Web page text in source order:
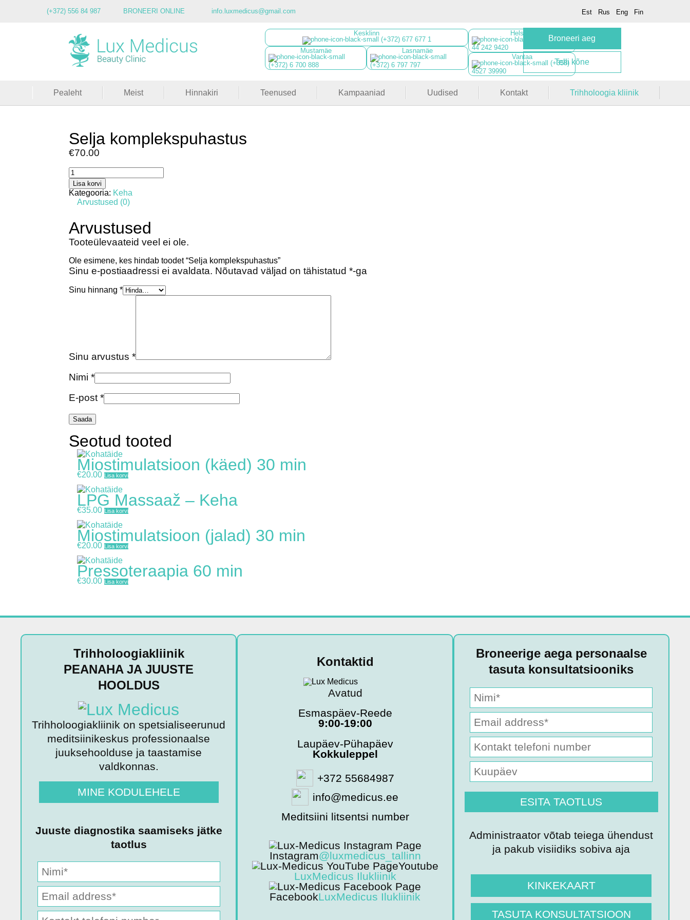
(+372) 556 84 987 BRONEERI ONLINE info.luxmedicus@gmail.com Est Rus Eng Fin
Kesklinn
(+372) 677 677 1
Mustamäe
(+372) 6 700 888
Lasnamäe
(+372) 6 797 797
Helsinki
(+358)
44 242 9420
Vantaa
(+358)
4527 39990
Broneeri aeg
Telli kõne
Pealeht Meist Hinnakiri Teenused Kampaaniad Uudised Kontakt Trihholoogia kliinik
Selja komplekspuhastus
€70.00
Selja
komplekspuhastus
kogus
Lisa korvi
Kategooria: Keha
Arvustused (0)
Arvustused
Tooteülevaateid veel ei ole.
Ole esimene, kes hindab toodet “Selja komplekspuhastus”
Sinu e-postiaadressi ei avaldata. Nõutavad väljad on tähistatud*-ga
Sinu hinnang*
Sinu arvustus*
Nimi*
E-post*
Seotud tooted
Miostimulatsioon (käed) 30 min
€20.00 Lisa korvi
LPG Massaaž – Keha
€35.00 Lisa korvi
Miostimulatsioon (jalad) 30 min
€20.00 Lisa korvi
Pressoteraapia 60 min
€30.00 Lisa korvi
Trihholoogiakliinik
PEANAHA JA JUUSTE
HOOLDUS
Trihholoogiakliinik on spetsialiseerunud
meditsiinikeskus professionaalse
juuksehoolduse ja taastamise
valdkonnas.
MINE KODULEHELE
Juuste diagnostika saamiseks jätke
taotlus
Kontaktid
Avatud
Esmaspäev-Reede
9:00-19:00
Laupäev-Pühapäev
Kokkuleppel
+372 55684987
info@medicus.ee
Meditsiini litsentsi number
Instagram@luxmedicus_tallinn
Youtube
LuxMedicus Ilukliinik
FacebookLuxMedicus Ilukliinik
Broneerige aega personaalse
tasuta konsultatsiooniks
Administraator võtab teiega ühendust
ja pakub visiidiks sobiva aja
KINKEKAART
TASUTA KONSULTATSIOON